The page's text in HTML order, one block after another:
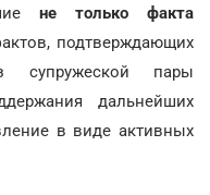
не только факта
подтверждающих
супружеской пары
дальнейших
в виде активных